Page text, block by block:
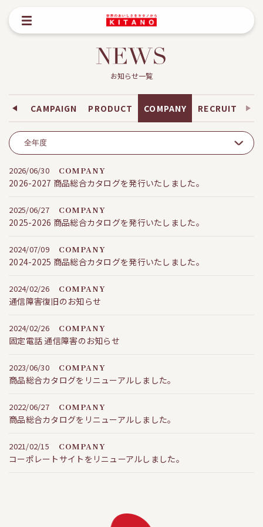
お知らせ一覧
CAMPAIGN PRODUCT COMPANY RECRUIT
2026/06/30 COMPANY
2026-2027 商品総合カタログを発行いたしました。
2025/06/27 COMPANY
2025-2026 商品総合カタログを発行いたしました。
2024/07/09 COMPANY
2024-2025 商品総合カタログを発行いたしました。
2024/02/26 COMPANY
通信障害復旧のお知らせ
2024/02/26 COMPANY
固定電話 通信障害のお知らせ
2023/06/30 COMPANY
商品総合カタログをリニューアルしました。
2022/06/27 COMPANY
商品総合カタログをリニューアルしました。
2021/02/15 COMPANY
コーポレートサイトをリニューアルしました。